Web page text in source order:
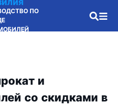
ПО
и
со скидками в